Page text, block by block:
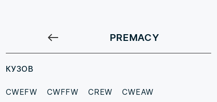
PREMACY
КУЗОВ
CWEFW CWFFW CREW CWEAW